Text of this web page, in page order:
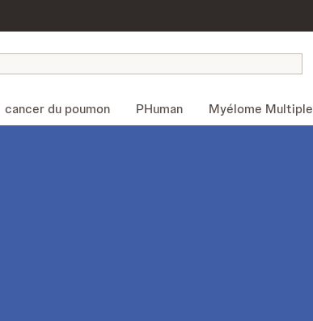
cancer du poumon PHuman Myélome Multiple